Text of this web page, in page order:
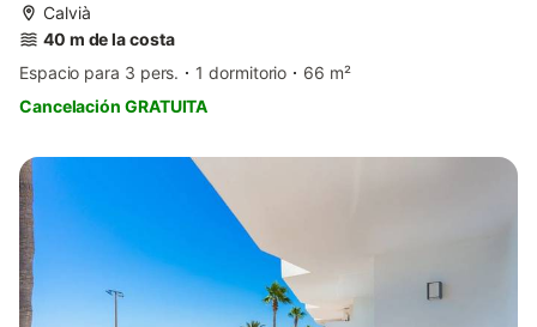
Calvià
40 m de la costa
Espacio para 3 pers.
1 dormitorio
66 m²
Cancelación GRATUITA